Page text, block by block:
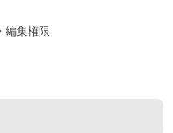
編集権限